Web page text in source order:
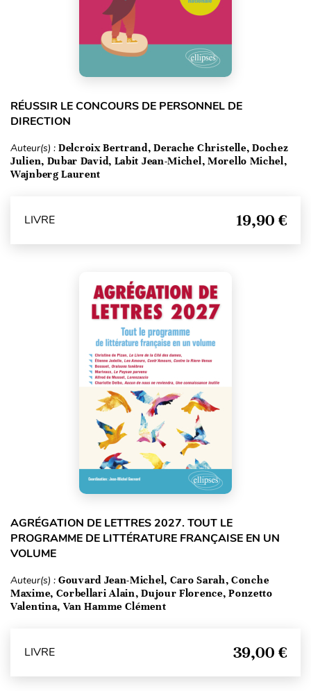
RÉUSSIR LE CONCOURS DE PERSONNEL DE
DIRECTION
Auteur(s) : Delcroix Bertrand, Derache Christelle, Dochez
Julien, Dubar David, Labit Jean-Michel, Morello Michel,
Wajnberg Laurent
LIVRE 19,90 €
AGRÉGATION DE LETTRES 2027. TOUT LE
PROGRAMME DE LITTÉRATURE FRANÇAISE EN UN
VOLUME
Auteur(s) : Gouvard Jean-Michel, Caro Sarah, Conche
Maxime, Corbellari Alain, Dujour Florence, Ponzetto
Valentina, Van Hamme Clément
LIVRE 39,00 €